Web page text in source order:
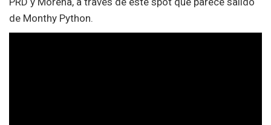
de Monthy Python.